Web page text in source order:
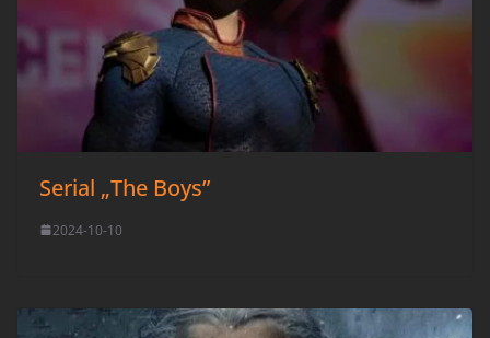
Serial „The Boys”
2024-10-10